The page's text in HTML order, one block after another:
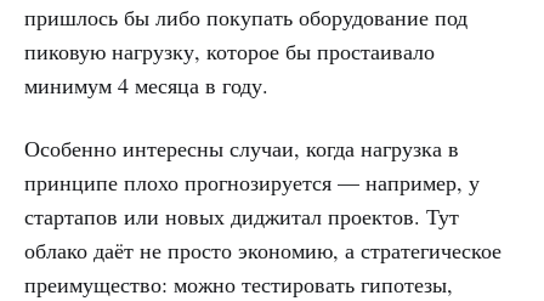
пришлось бы либо покупать оборудование под
пиковую нагрузку, которое бы простаивало
минимум 4 месяца в году.
Особенно интересны случаи, когда нагрузка в
принципе плохо прогнозируется — например, у
стартапов или новых диджитал проектов. Тут
облако даёт не просто экономию, а стратегическое
преимущество: можно тестировать гипотезы,